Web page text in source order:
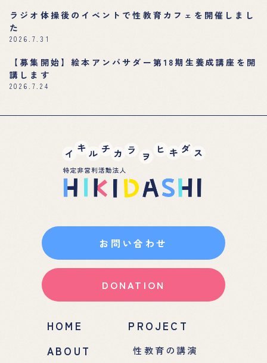
ラジオ体操後のイベントで性教育カフェを開催しまし
た
2026.7.31
【募集開始】絵本アンバサダー第18期生養成講座を開
講します
2026.7.24
お問い合わせ
DONATION
HOME
ABOUT
PROJECT
性教育の講演